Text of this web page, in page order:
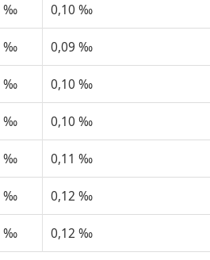
‰ 0,10 ‰
‰ 0,09 ‰
‰ 0,10 ‰
‰ 0,10 ‰
‰ 0,11 ‰
‰ 0,12 ‰
‰ 0,12 ‰